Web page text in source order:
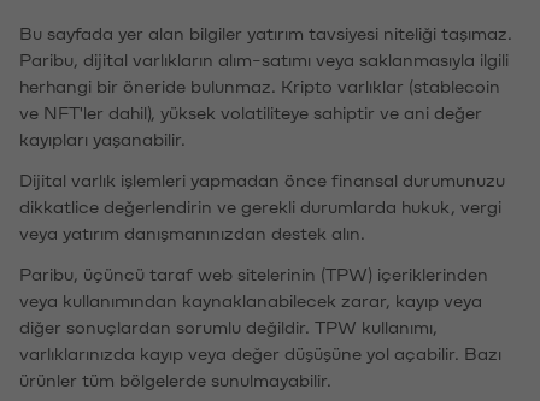
Bu sayfada yer alan bilgiler yatırım tavsiyesi niteliği taşımaz.
Paribu, dijital varlıkların alım-satımı veya saklanmasıyla ilgili
herhangi bir öneride bulunmaz. Kripto varlıklar (stablecoin
ve NFT'ler dahil), yüksek volatiliteye sahiptir ve ani değer
kayıpları yaşanabilir.
Dijital varlık işlemleri yapmadan önce finansal durumunuzu
dikkatlice değerlendirin ve gerekli durumlarda hukuk, vergi
veya yatırım danışmanınızdan destek alın.
Paribu, üçüncü taraf web sitelerinin (TPW) içeriklerinden
veya kullanımından kaynaklanabilecek zarar, kayıp veya
diğer sonuçlardan sorumlu değildir. TPW kullanımı,
varlıklarınızda kayıp veya değer düşüşüne yol açabilir. Bazı
ürünler tüm bölgelerde sunulmayabilir.